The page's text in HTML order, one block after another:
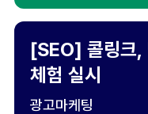
[SEO] 콜링크,
체험 실시
광고마케팅